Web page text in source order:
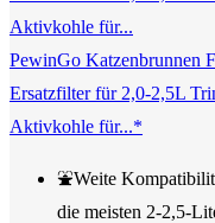
PewinGo Katzenbrunnen
Ersatzfilter für 2,0-2,5L
Aktivkohle für...*
⛲Weite
die meisten 2-2,5-